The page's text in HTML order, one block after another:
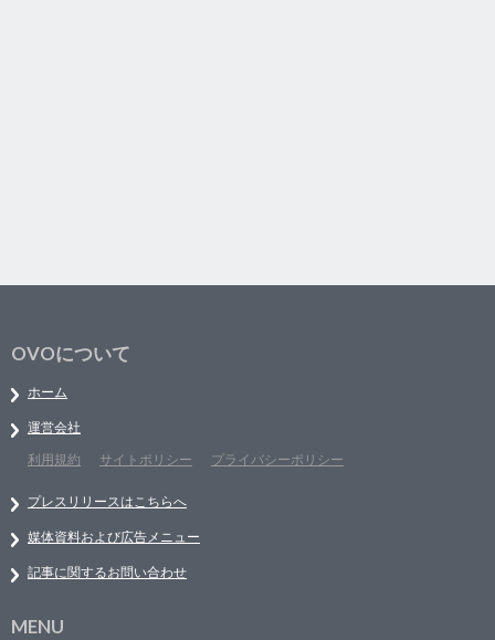
OVOについて
ホーム
運営会社
利用規約
サイトポリシー プライバシーポリシー
プレスリリースはこちらへ
媒体資料および広告メニュー
記事に関するお問い合わせ
MENU